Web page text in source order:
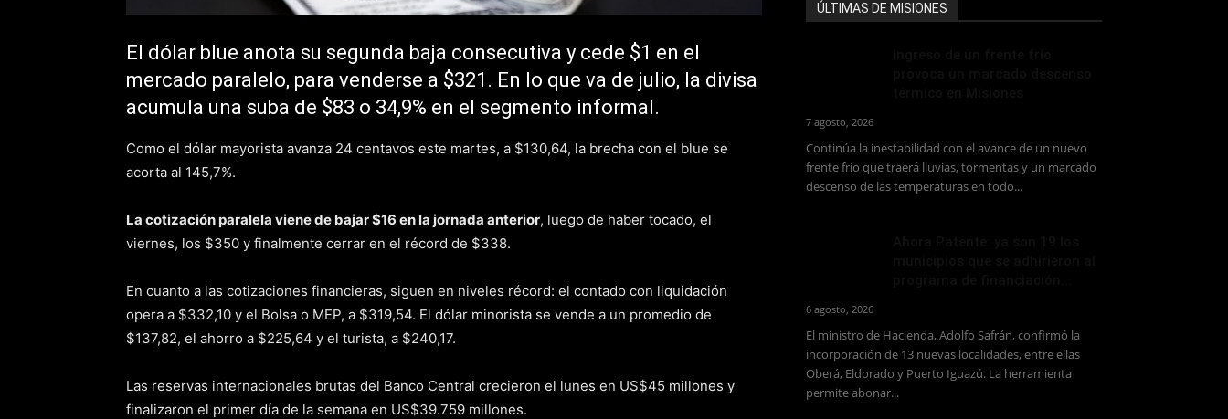
El dólar blue anota su segunda baja consecutiva y cede $1 en el
mercado paralelo, para venderse a $321. En lo que va de julio, la divisa
acumula una suba de $83 o 34,9% en el segmento informal.
Como el dólar mayorista avanza 24 centavos este martes, a $130,64, la brecha con el blue se
acorta al 145,7%.
La cotización paralela viene de bajar $16 en la jornada anterior, luego de haber tocado, el
viernes, los $350 y finalmente cerrar en el récord de $338.
En cuanto a las cotizaciones financieras, siguen en niveles récord: el contado con liquidación
opera a $332,10 y el Bolsa o MEP, a $319,54. El dólar minorista se vende a un promedio de
$137,82, el ahorro a $225,64 y el turista, a $240,17.
Las reservas internacionales brutas del Banco Central crecieron el lunes en US$45 millones y
finalizaron el primer día de la semana en US$39.759 millones.
ÚLTIMAS DE MISIONES
7 agosto, 2026
Continúa la inestabilidad con el avance de un nuevo
frente frío que traerá lluvias, tormentas y un marcado
descenso de las temperaturas en todo...
6 agosto, 2026
El ministro de Hacienda, Adolfo Safrán, confirmó la
incorporación de 13 nuevas localidades, entre ellas
Oberá, Eldorado y Puerto Iguazú. La herramienta
permite abonar...